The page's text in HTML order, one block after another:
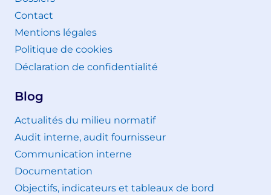
Contact
Mentions légales
Politique de cookies
Déclaration de confidentialité
Blog
Actualités du milieu normatif
Audit interne, audit fournisseur
Communication interne
Documentation
Objectifs, indicateurs et tableaux de bord